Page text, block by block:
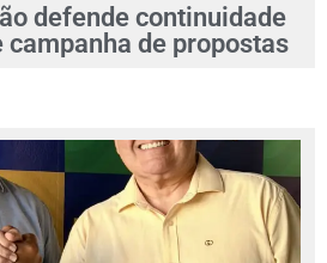
defende continuidade
campanha de propostas